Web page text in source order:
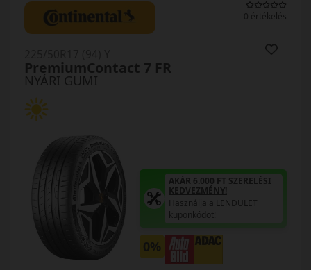
0 értékelés
NYÁRI GUMI
PremiumContact 7 FR
AKÁR 6.000 FT SZERELÉSI
KEDVEZMÉNY!
Használja a LENDÜLET
kuponkódot!
0%